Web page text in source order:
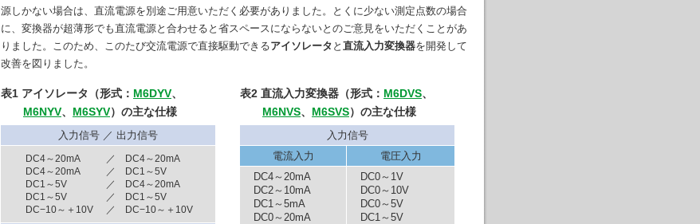
源しかない場合は、直流電源を別途ご用意いただく必要がありました。とくに少ない測定点数の場合
に、変換器が超薄形でも直流電源と合わせると省スペースにならないとのご意見をいただくことがあ
りました。このため、このたび交流電源で直接駆動できるアイソレータ と 直流入力変換器を開発して
改善を図りました。
表1 アイソレータ（形式： M6DYV、
M6NYV、 M6SYV）の主な仕様
入力信号 ／ 出力信号
DC4～20mA
DC4～20mA
DC1～5V
DC1～5V
DC−10～＋10V
／ DC4～20mA
／ DC1～5V
／ DC4～20mA
／ DC1～5V
／ DC−10～＋10V
表2 直流入力変換器（形式： M6DVS、
M6NVS、 M6SVS）の主な仕様
入力信号
電流入力
電圧入力
DC4～20mA
DC2～10mA
DC1～5mA
DC0～20mA
DC0～1V
DC0～10V
DC0～5V
DC1～5V